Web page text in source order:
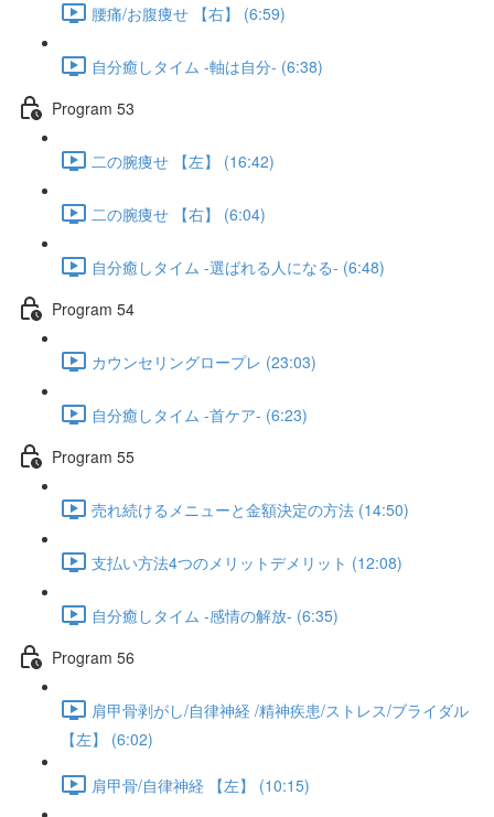
腰痛/お腹痩せ 【右】 (6:59)
自分癒しタイム -軸は自分- (6:38)
Program 53
二の腕痩せ 【左】 (16:42)
二の腕痩せ 【右】 (6:04)
自分癒しタイム -選ばれる人になる- (6:48)
Program 54
カウンセリングロープレ (23:03)
自分癒しタイム -首ケア- (6:23)
Program 55
売れ続けるメニューと金額決定の方法 (14:50)
支払い方法4つのメリットデメリット (12:08)
自分癒しタイム -感情の解放- (6:35)
Program 56
肩甲骨剥がし/自律神経 /精神疾患/ストレス/ブライダル
【左】 (6:02)
肩甲骨/自律神経 【左】 (10:15)